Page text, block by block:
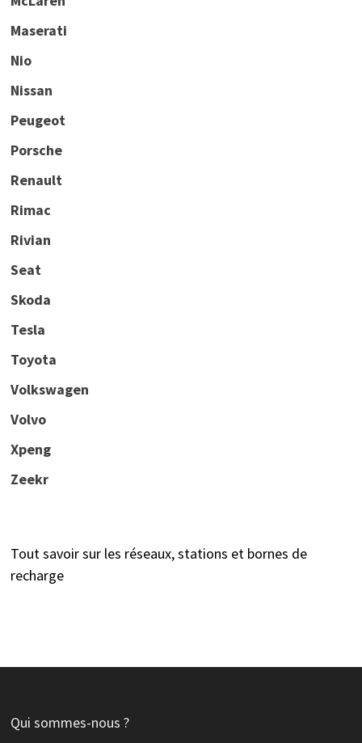
Maserati
Nio
Nissan
Peugeot
Porsche
Renault
Rimac
Rivian
Seat
Skoda
Tesla
Toyota
Volkswagen
Volvo
Xpeng
Zeekr
Tout savoir sur les réseaux, stations et bornes de
recharge
Qui sommes-nous ?